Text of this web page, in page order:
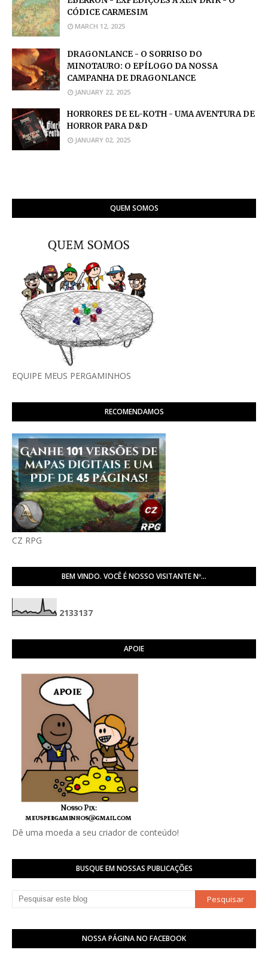
CÓDICE CARMESIM
MARCH 12, 2025
DRAGONLANCE - O SORRISO DO
MINOTAURO: O EPÍLOGO DA NOSSA
CAMPANHA DE DRAGONLANCE
JANUARY 22, 2025
HORRORES DE EL-KOTH - UMA AVENTURA DE
HORROR PARA D&D
JANUARY 02, 2025
QUEM SOMOS
EQUIPE MEUS PERGAMINHOS
RECOMENDAMOS
CZ RPG
BEM VINDO. VOCÊ É NOSSO VISITANTE Nº...
2133137
APOIE
Dê uma moeda a seu criador de conteúdo!
BUSQUE EM NOSSAS PUBLICAÇÕES
NOSSA PÁGINA NO FACEBOOK